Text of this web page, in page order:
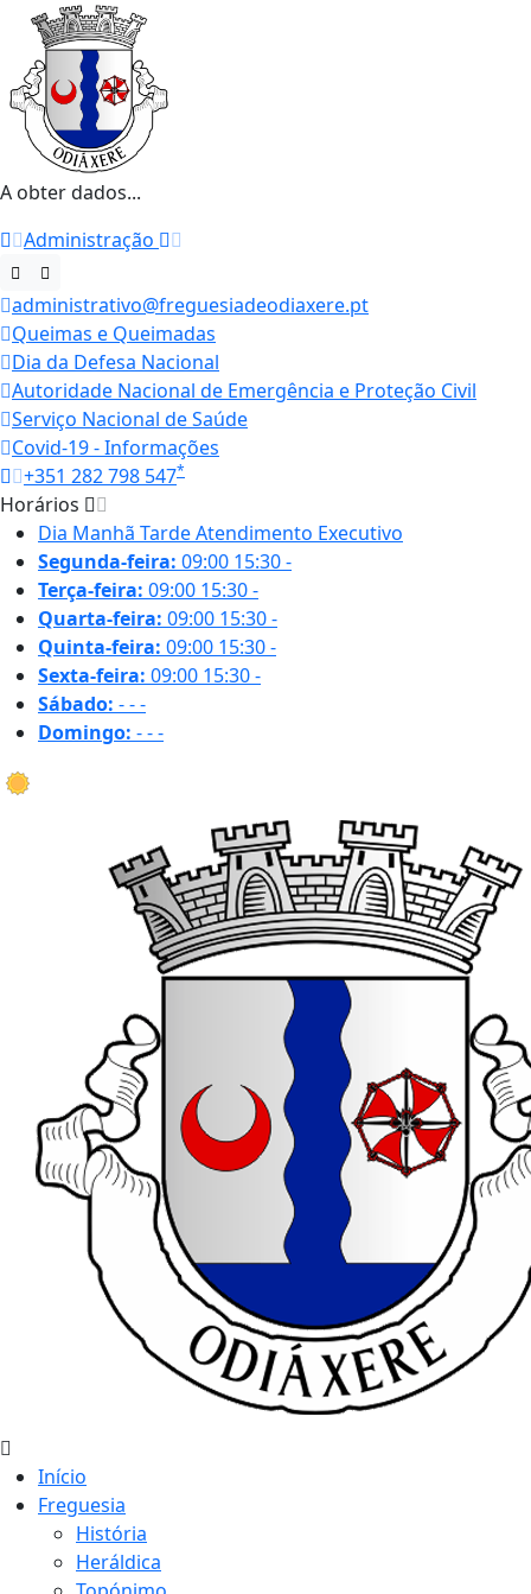
A obter dados...
Administração
administrativo@freguesiadeodiaxere.pt
Queimas e Queimadas
Dia da Defesa Nacional
Autoridade Nacional de Emergência e Proteção Civil
Serviço Nacional de Saúde
Covid-19 - Informações
+351 282 798 547*
Horários
Dia Manhã TardeAtendimento Executivo
Segunda-feira: 09:00 15:30-
Terça-feira: 09:00 15:30-
Quarta-feira: 09:00 15:30-
Quinta-feira: 09:00 15:30-
Sexta-feira: 09:00 15:30-
Sábado: ---
Domingo: ---
Início
Freguesia
História
Heráldica